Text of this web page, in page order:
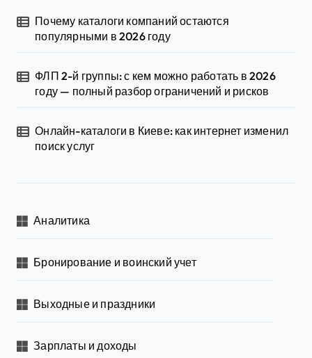
Почему каталоги компаний остаются
популярными в 2026 году
ФЛП 2-й группы: с кем можно работать в 2026
году — полный разбор ограничений и рисков
Онлайн-каталоги в Киеве: как интернет изменил
поиск услуг
Аналитика
Бронирование и воинский учет
Выходные и праздники
Зарплаты и доходы